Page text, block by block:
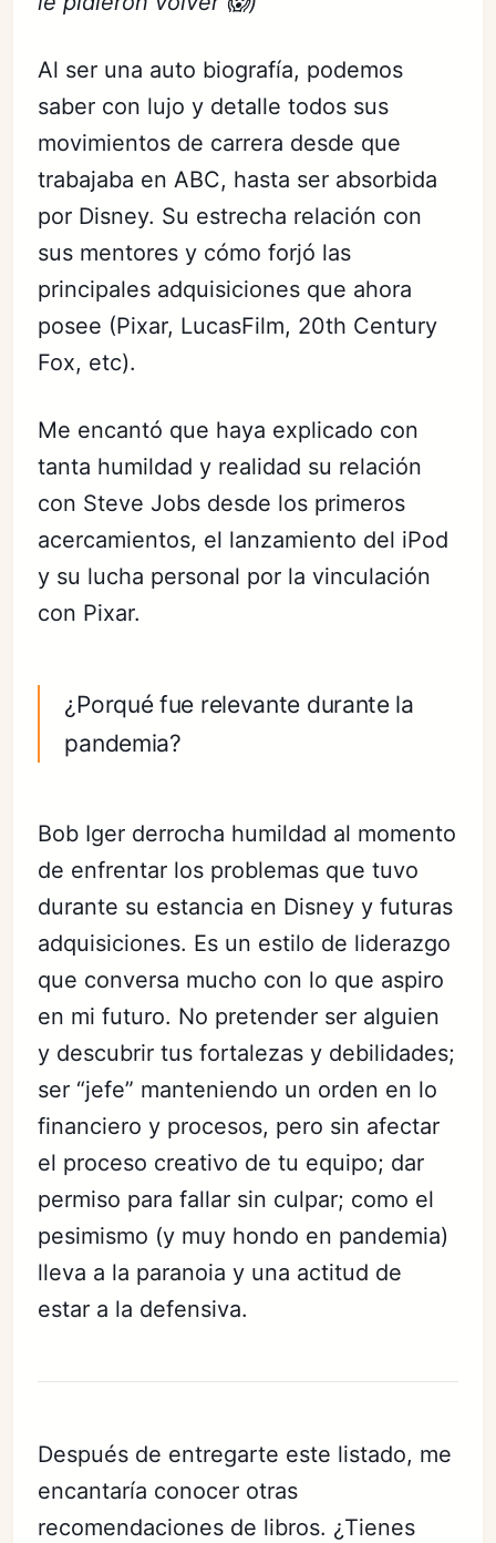
Al ser una auto biografía, podemos
saber con lujo y detalle todos sus
movimientos de carrera desde que
trabajaba en ABC, hasta ser absorbida
por Disney. Su estrecha relación con
sus mentores y cómo forjó las
principales adquisiciones que ahora
posee (Pixar, LucasFilm, 20th Century
Fox, etc).
Me encantó que haya explicado con
tanta humildad y realidad su relación
con Steve Jobs desde los primeros
acercamientos, el lanzamiento del iPod
y su lucha personal por la vinculación
con Pixar.
¿Porqué fue relevante durante la
pandemia?
Bob Iger derrocha humildad al momento
de enfrentar los problemas que tuvo
durante su estancia en Disney y futuras
adquisiciones. Es un estilo de liderazgo
que conversa mucho con lo que aspiro
en mi futuro. No pretender ser alguien
y descubrir tus fortalezas y debilidades;
ser “jefe” manteniendo un orden en lo
financiero y procesos, pero sin afectar
el proceso creativo de tu equipo; dar
permiso para fallar sin culpar; como el
pesimismo (y muy hondo en pandemia)
lleva a la paranoia y una actitud de
estar a la defensiva.
Después de entregarte este listado, me
encantaría conocer otras
recomendaciones de libros. ¿Tienes